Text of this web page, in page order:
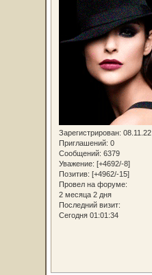
Зарегистрирован: 08.11.22
Приглашений: 0
Сообщений: 6379
Уважение: [+4692/-8]
Позитив: [+4962/-15]
Провел на форуме:
2 месяца 2 дня
Последний визит:
Сегодня 01:01:34